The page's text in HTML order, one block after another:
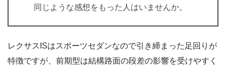
同じような感想をもった人はいませんか。
レクサスISはスポーツセダンなので引き締まった足回りが
特徴ですが、前期型は結構路面の段差の影響を受けやすく